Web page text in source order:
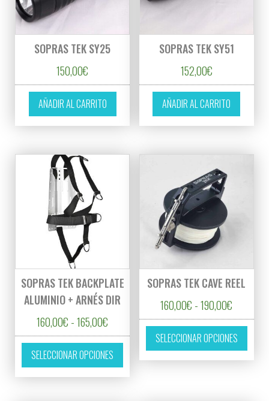
SOPRAS TEK SY25
150,00€
AÑADIR AL CARRITO
SOPRAS TEK SY51
152,00€
AÑADIR AL CARRITO
SOPRAS TEK BACKPLATE
ALUMINIO + ARNÉS DIR
160,00€ -165,00€ Rango de precios: desde 160,00€ hasta
SELECCIONAR OPCIONES
Este producto tiene múltiples variantes.
SOPRAS TEK CAVE REEL
160,00€ - 190,00€
SELECCIONAR OPCIONES
Este